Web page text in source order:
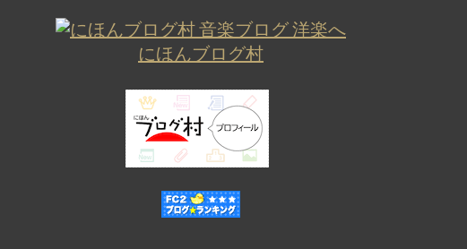
にほんブログ村